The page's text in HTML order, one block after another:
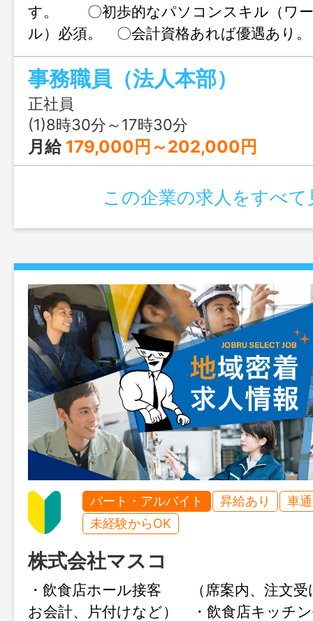
す。 〇初歩的なパソコンスキル（ワ
ル）必須。 〇会計資格あれば優遇あり
見学も可能です。 変更範囲：会社の定
事務職員（法人本部）
正社員
(1)8時30分～17時30分
月給 179,000円～202,000円
この企業の求人をすべて
パート・アルバイト 昇給あり
車
未経験からOK
株式会社マスコ
・飲食店ホール接客 （席案内、注文受
お会計、片付けなど） ・飲食店キッ